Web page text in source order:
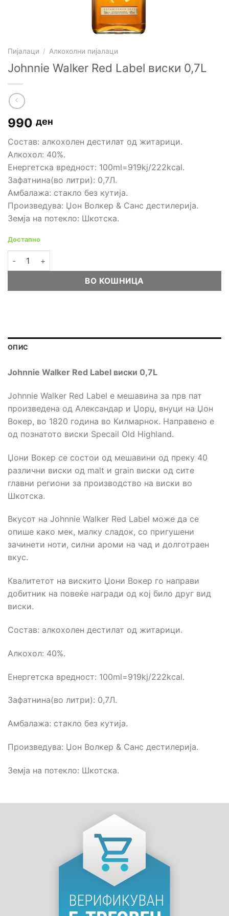
Пијалаци / Алкохолни пијалаци
Johnnie Walker Red Label виски 0,7L
990 ден
Состав: алкохолен дестилат од житарици.
Алкохол: 40%.
Енергетска вредност: 100ml=919kj/222kcal.
Зафатнина(во литри): 0,7Л.
Амбалажа: стакло без кутија.
Произведува: Џон Волкер & Санс дестилерија.
Земја на потекло: Шкотска.
Достапно
Johnnie Walker Red Label виски 0,7L количина
ВО КОШНИЦА
ОПИС
Johnnie Walker Red Label виски 0,7L
Johnnie Walker Red Label е мешавина за прв пат
произведена од Александар и Џорџ, внуци на Џон
Вокер, во 1820 година во Килмарнок. Направено е
од познатото виски Specail Old Highland.
Џони Вокер се состои од мешавини од преку 40
различни виски од malt и grain виски од сите
главни региони за производство на виски во
Шкотска.
Вкусот на Johnnie Walker Red Label може да се
опише како мек, малку сладок, со пригушени
зачинети ноти, силни ароми на чад и долготраен
вкус.
Квалитетот на вискито Џони Вокер го направи
добитник на повеќе награди од кој било друг вид
виски.
Состав: алкохолен дестилат од житарици.
Алкохол: 40%.
Енергетска вредност: 100ml=919kj/222kcal.
Зафатнина(во литри): 0,7Л.
Амбалажа: стакло без кутија.
Произведува: Џон Волкер & Санс дестилерија.
Земја на потекло: Шкотска.